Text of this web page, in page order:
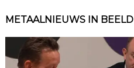
METAALNIEUWS IN BEELD